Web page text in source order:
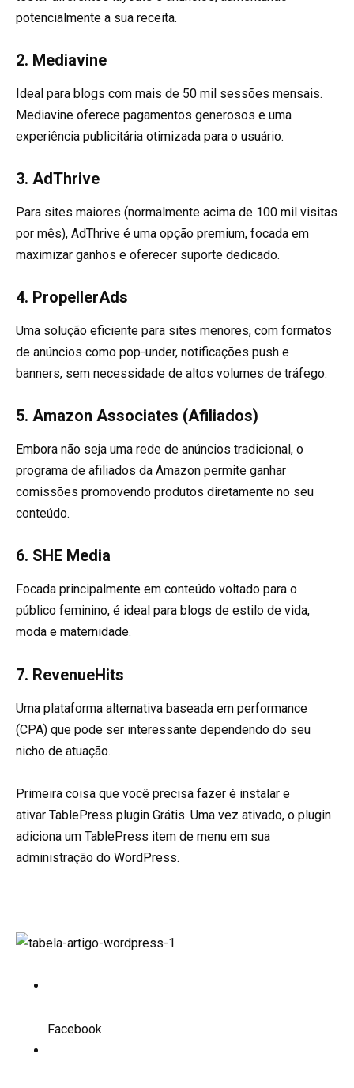
potencialmente a sua receita.
2. Mediavine
Ideal para blogs com mais de 50 mil sessões mensais.
Mediavine oferece pagamentos generosos e uma
experiência publicitária otimizada para o usuário.
3. AdThrive
Para sites maiores (normalmente acima de 100 mil visitas
por mês), AdThrive é uma opção premium, focada em
maximizar ganhos e oferecer suporte dedicado.
4. PropellerAds
Uma solução eficiente para sites menores, com formatos
de anúncios como pop-under, notificações push e
banners, sem necessidade de altos volumes de tráfego.
5. Amazon Associates (Afiliados)
Embora não seja uma rede de anúncios tradicional, o
programa de afiliados da Amazon permite ganhar
comissões promovendo produtos diretamente no seu
conteúdo.
6. SHE Media
Focada principalmente em conteúdo voltado para o
público feminino, é ideal para blogs de estilo de vida,
moda e maternidade.
7. RevenueHits
Uma plataforma alternativa baseada em performance
(CPA) que pode ser interessante dependendo do seu
nicho de atuação.
Primeira coisa que você precisa fazer é instalar e
ativar TablePress plugin Grátis. Uma vez ativado, o plugin
adiciona um TablePress item de menu em sua
administração do WordPress.
Facebook